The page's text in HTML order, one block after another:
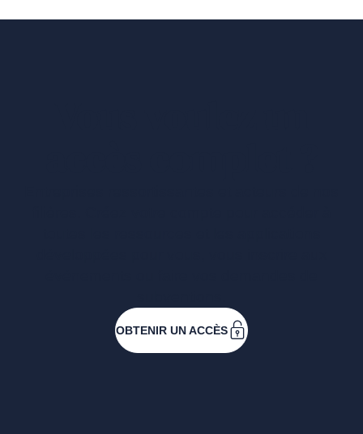
OBTENIR UN ACCÈS